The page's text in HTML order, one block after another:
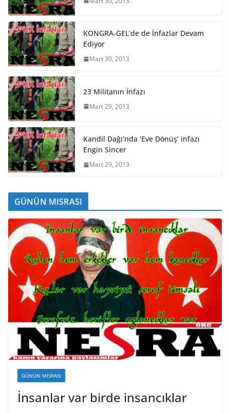
KONGRA-GEL’de de İnfazlar Devam
Ediyor
Mart 30, 2013
23 Militanın İnfazı
Mart 29, 2013
Kandil Dağı’nda ‘Eve Dönüş’ infazı
Engin Sincer
Mart 29, 2013
GÜNÜN MISRASI
GÜNÜN MISRASI
İnsanlar var birde insancıklar